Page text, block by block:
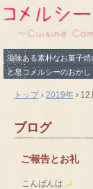
滋味ある素朴なお菓子
と息コメルシーのおかし
トップ› 2019年 › 12
ブログ
ご報告とお礼
こんばんは